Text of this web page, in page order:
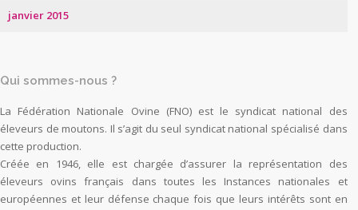
janvier 2015
Qui sommes-nous ?
La Fédération Nationale Ovine (FNO) est le syndicat national des
éleveurs de moutons. Il s’agit du seul syndicat national spécialisé dans
cette production.
Créée en 1946, elle est chargée d’assurer la représentation des
éleveurs ovins français dans toutes les Instances nationales et
européennes et leur défense chaque fois que leurs intérêts sont en